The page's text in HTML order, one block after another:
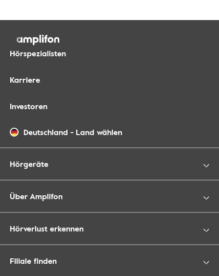
Hörspezialisten
Karriere
Investoren
Deutschland - Land wählen
Hörgeräte
Über Amplifon
Hörverlust erkennen
Filiale finden